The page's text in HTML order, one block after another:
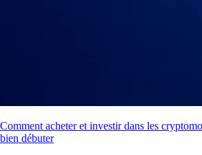
Comment acheter et investir dans les
bien débuter